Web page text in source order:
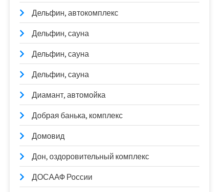
Дельфин, автокомплекс
Дельфин, сауна
Дельфин, сауна
Дельфин, сауна
Диамант, автомойка
Добрая банька, комплекс
Домовид
Дон, оздоровительный комплекс
ДОСААФ России